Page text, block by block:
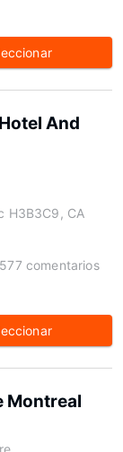
And
H3B3C9, CA
comentarios
Montreal